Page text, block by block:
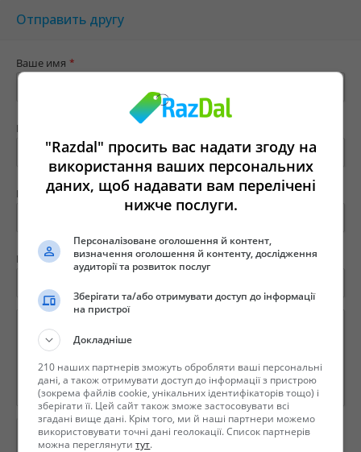
Отправить другу
Ваше имя *
Ваш e-mail
Имя твоего друга *
E-mail вашего друга *
"Razdal" просить вас надати згоду на
використання ваших персональних
даних, щоб надавати вам перелічені
нижче послуги.
Персоналізоване оголошення й контент,
визначення оголошення й контенту, дослідження
аудиторії та розвиток послуг
Зберігати та/або отримувати доступ до інформації
на пристрої
Докладніше
210 наших партнерів зможуть обробляти ваші персональні
дані, а також отримувати доступ до інформації з пристрою
(зокрема файлів cookie, унікальних ідентифікаторів тощо) і
зберігати її. Цей сайт також зможе застосовувати всі
згадані вище дані. Крім того, ми й наші партнери можемо
використовувати точні дані геолокації. Список партнерів
можна переглянутитут.